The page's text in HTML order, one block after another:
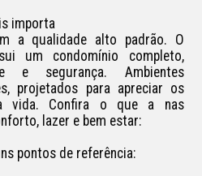
importa
a qualidade alto padrão. O
um condomínio completo,
e segurança. Ambientes
projetados para apreciar os
vida. Confira o que a nas
lazer e bem estar:
pontos de referência: